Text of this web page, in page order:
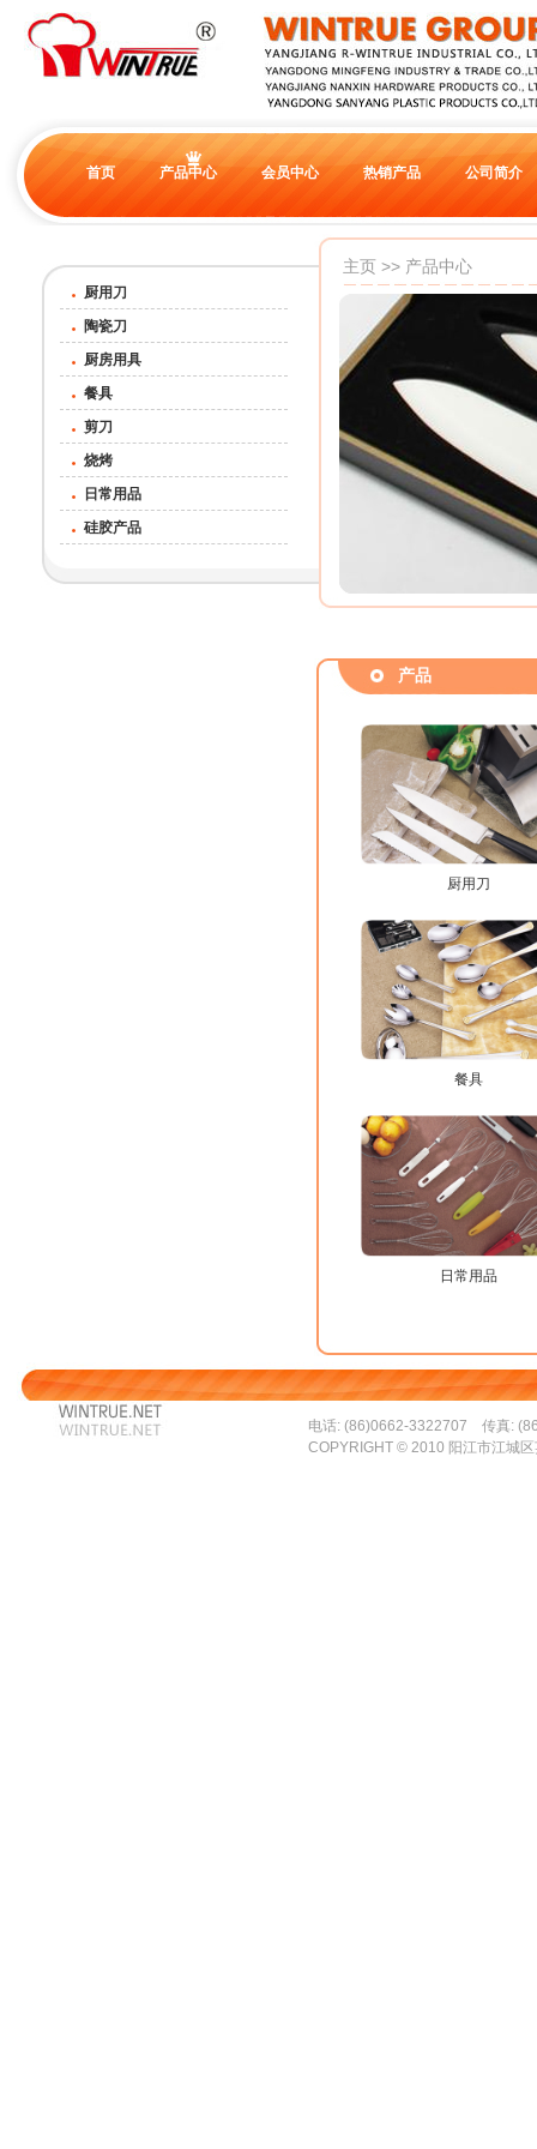
首页 产品中心 会员中心 热销产品 公司简介
厨用刀
陶瓷刀
厨房用具
餐具
剪刀
烧烤
日常用品
硅胶产品
主页 >> 产品中心
产品
厨用刀
餐具
日常用品
电话: (86)0662-3322707 传真:
COPYRIGHT © 2010 阳江市江城